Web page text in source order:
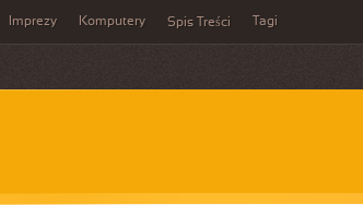
Imprezy Komputery Spis Treści Tagi